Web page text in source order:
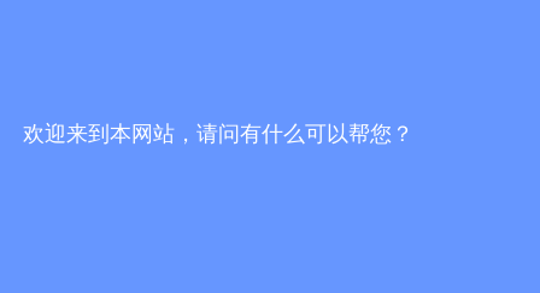
欢迎来到本网站，请问有什么可以帮您？